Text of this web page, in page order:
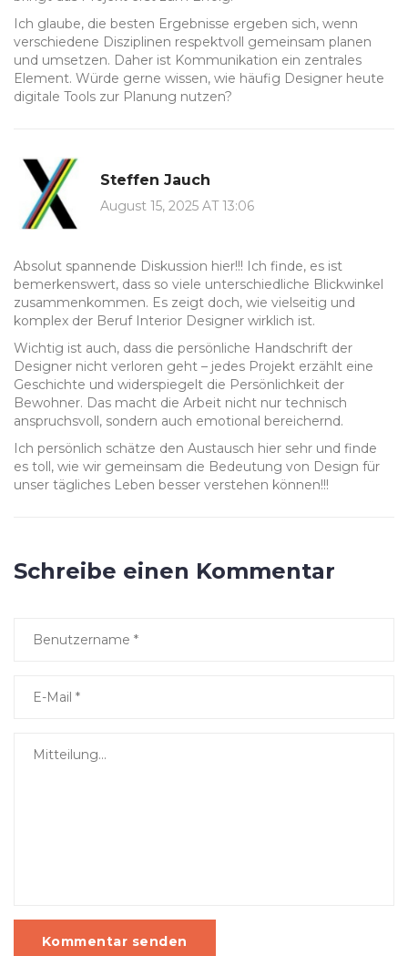
Ich glaube, die besten Ergebnisse ergeben sich, wenn
verschiedene Disziplinen respektvoll gemeinsam planen
und umsetzen. Daher ist Kommunikation ein zentrales
Element. Würde gerne wissen, wie häufig Designer heute
digitale Tools zur Planung nutzen?
Steffen Jauch
August 15, 2025 AT 13:06
Absolut spannende Diskussion hier!!! Ich finde, es ist
bemerkenswert, dass so viele unterschiedliche Blickwinkel
zusammenkommen. Es zeigt doch, wie vielseitig und
komplex der Beruf Interior Designer wirklich ist.
Wichtig ist auch, dass die persönliche Handschrift der
Designer nicht verloren geht – jedes Projekt erzählt eine
Geschichte und widerspiegelt die Persönlichkeit der
Bewohner. Das macht die Arbeit nicht nur technisch
anspruchsvoll, sondern auch emotional bereichernd.
Ich persönlich schätze den Austausch hier sehr und finde
es toll, wie wir gemeinsam die Bedeutung von Design für
unser tägliches Leben besser verstehen können!!!
Schreibe einen Kommentar
Kommentar senden